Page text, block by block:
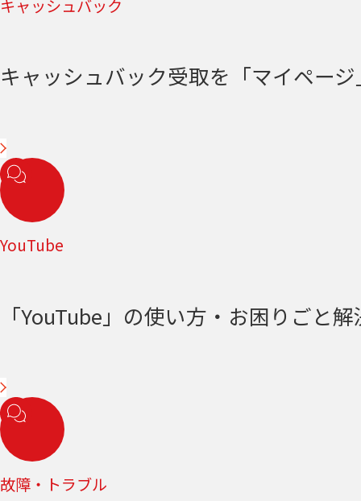
キャッシュバック
キャッシュバック受取を「マイペー
YouTube
「YouTube」の使い方・お困りごと
故障・トラブル